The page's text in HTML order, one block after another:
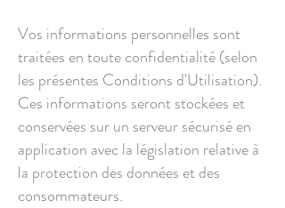
Vos informations personnelles sont
traitées en toute confidentialité (selon
les présentes Conditions d'Utilisation).
Ces informations seront stockées et
conservées sur un serveur sécurisé en
application avec la législation relative à
la protection des données et des
consommateurs.